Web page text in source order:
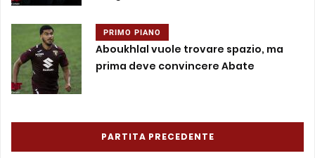
PRIMO PIANO
Aboukhlal vuole trovare spazio, ma
prima deve convincere Abate
PARTITA PRECEDENTE